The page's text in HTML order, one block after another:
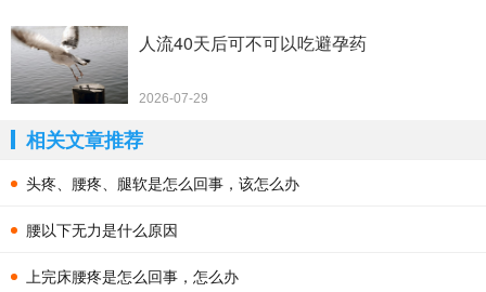
人流40天后可不可以吃避孕药
2026-07-29
相关文章推荐
头疼、腰疼、腿软是怎么回事，该怎么办
腰以下无力是什么原因
上完床腰疼是怎么回事，怎么办